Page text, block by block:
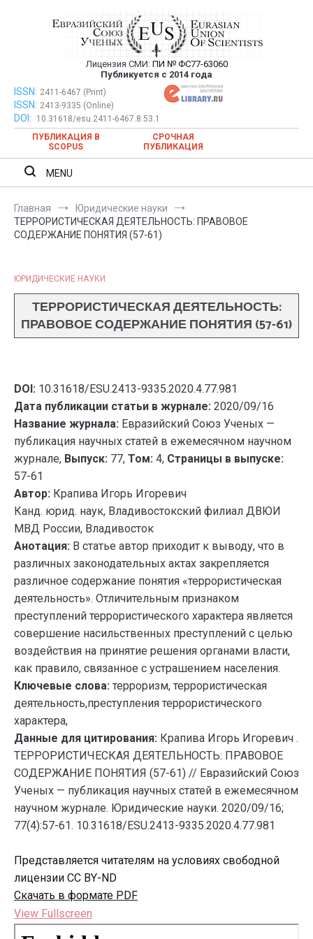
Евразийский Союз Ученых —
публикация научных статей в
ежемесячном научном журнале
Лицензия СМИ: ПИ № ФС77-63060
Публикуется с 2014 года
Евразийский Союз Ученых — публикация научных статей в
ежемесячном научном журнале
ISSN: 2411-6467 (Print)
ISSN: 2413-9335 (Online)
DOI:
10.31618/esu.2411-6467.8.53.1
ПУБЛИКАЦИЯ В
SCOPUS
СРОЧНАЯ
ПУБЛИКАЦИЯ
MENU
Главная
Юридические науки
ТЕРРОРИСТИЧЕСКАЯ ДЕЯТЕЛЬНОСТЬ: ПРАВОВОЕ
СОДЕРЖАНИЕ ПОНЯТИЯ (57-61)
ЮРИДИЧЕСКИЕ НАУКИ
ТЕРРОРИСТИЧЕСКАЯ ДЕЯТЕЛЬНОСТЬ:
ПРАВОВОЕ СОДЕРЖАНИЕ ПОНЯТИЯ (57-61)
DOI: 10.31618/ESU.2413-9335.2020.4.77.981
Дата публикации статьи в журнале: 2020/09/16
Название журнала: Евразийский Союз Ученых —
публикация научных статей в ежемесячном научном
журнале, Выпуск: 77, Том: 4, Страницы в выпуске:
57-61
Автор: Крапива Игорь Игоревич
Канд. юрид. наук, Владивостокский филиал ДВЮИ
МВД России, Владивосток
Анотация: В статье автор приходит к выводу, что в
различных законодательных актах закрепляется
различное содержание понятия «террористическая
деятельность». Отличительным признаком
преступлений террористического характера является
совершение насильственных преступлений с целью
воздействия на принятие решения органами власти,
как правило, связанное с устрашением населения.
Ключевые слова: терроризм, террористическая
деятельность,преступления террористического
характера,
Данные для цитирования: Крапива Игорь Игоревич .
ТЕРРОРИСТИЧЕСКАЯ ДЕЯТЕЛЬНОСТЬ: ПРАВОВОЕ
СОДЕРЖАНИЕ ПОНЯТИЯ (57-61) // Евразийский Союз
Ученых — публикация научных статей в ежемесячном
научном журнале. Юридические науки. 2020/09/16;
77(4):57-61. 10.31618/ESU.2413-9335.2020.4.77.981
Представляется читателям на условиях свободной
лицензии CC BY-ND
Скачать в формате PDF
View Fullscreen
Перейти